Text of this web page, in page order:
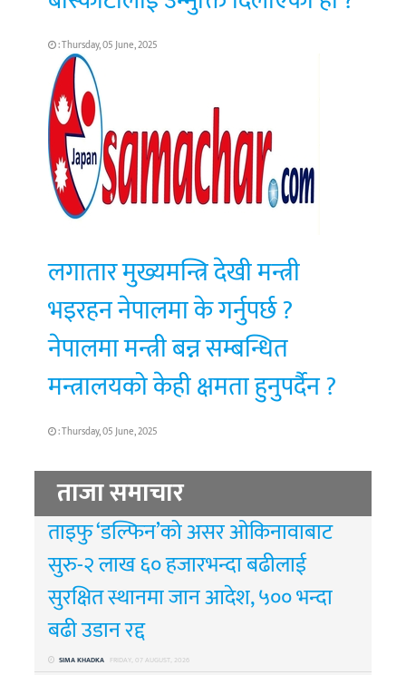
: Thursday, 05 June, 2025
लगातार मुख्यमन्त्रि देखी मन्त्री
भइरहन नेपालमा के गर्नुपर्छ ?
नेपालमा मन्त्री बन्न सम्बन्धित
मन्त्रालयको केही क्षमता हुनुपर्दैन ?
: Thursday, 05 June, 2025
ताजा समाचार
ताइफु ‘डल्फिन’को असर ओकिनावाबाट
सुरु-२ लाख ६० हजारभन्दा बढीलाई
सुरक्षित स्थानमा जान आदेश, ५०० भन्दा
बढी उडान रद्द
SIMA KHADKA FRIDAY, 07 AUGUST, 2026